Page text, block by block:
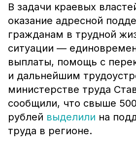
В задачи краевых
оказание адресной
гражданам в трудной
ситуации —
выплаты, помощь с
и дальнейшим
министерстве труда
сообщили, что свыше
рублей выделили на
труда в регионе.